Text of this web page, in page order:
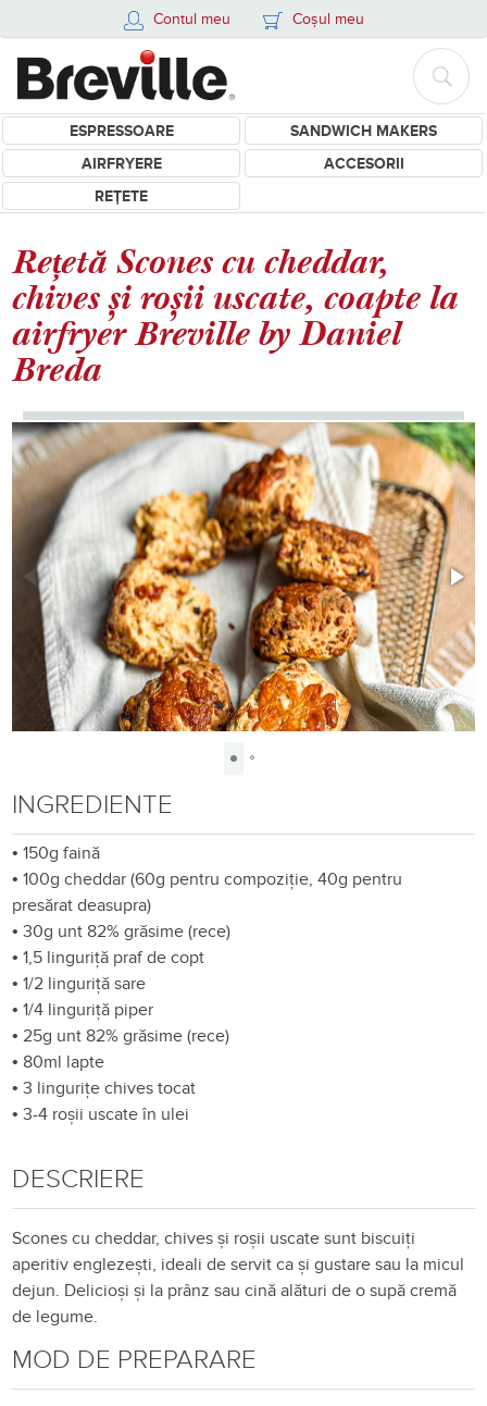
Contul meu Coșul meu
ESPRESSOARE
SANDWICH MAKERS
AIRFRYERE
ACCESORII
REȚETE
Rețetă Scones cu cheddar,
chives și roșii uscate, coapte la
airfryer Breville by Daniel
Breda
INGREDIENTE
•150g faină
•100g cheddar (60g pentru compoziție, 40g pentru
presărat deasupra)
•30g unt 82% grăsime (rece)
•1,5 linguriță praf de copt
•1/2 linguriță sare
•1/4 linguriță piper
• 25g unt 82% grăsime (rece)
• 80ml lapte
•3 lingurițe chives tocat
•3-4 roșii uscate în ulei
DESCRIERE
Scones cu cheddar, chives și roșii uscate sunt biscuiți
aperitiv englezești, ideali de servit ca și gustare sau la micul
dejun. Delicioși și la prânz sau cină alături de o supă cremă
de legume.
MOD DE PREPARARE